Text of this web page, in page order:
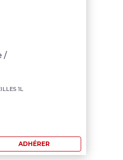
/
1L
ADHÉRER